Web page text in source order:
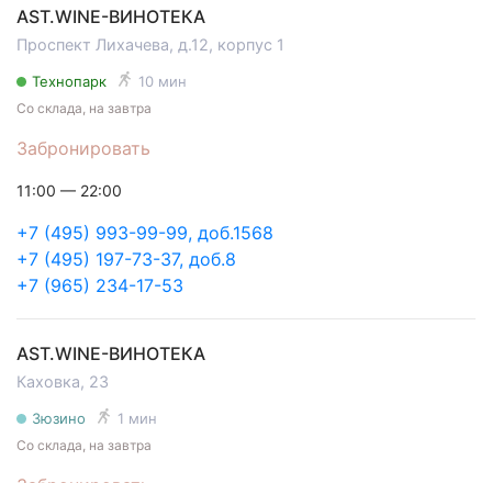
AST.WINE-ВИНОТЕКА
Проспект Лихачева, д.12, корпус 1
Технопарк 10 мин
Забронировать
Со склада, на завтра
+7 (495) 993-99-99, доб.1568
+7 (495) 197-73-37, доб.8
+7 (965) 234-17-53
11:00 — 22:00
AST.WINE-ВИНОТЕКА
Каховка, 23
Зюзино 1 мин
Со склада, на завтра